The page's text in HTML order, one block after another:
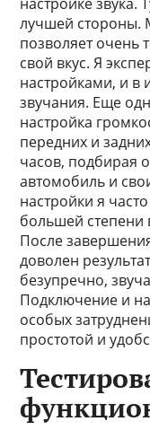
лучшей стороны.
позволяет очень
свой вкус. Я
настройками, и в
звучания. Еще
настройка
передних и
часов, подбирая
автомобиль и
настройки я
большей степени
После
доволен
безупречно,
Подключение и
особых
простотой и